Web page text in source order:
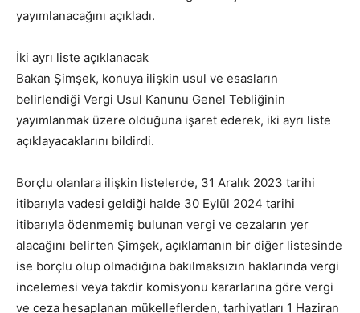
yayımlanacağını açıkladı.
⁠İki ayrı liste açıklanacak
Bakan Şimşek, konuya ilişkin usul ve esasların
belirlendiği Vergi Usul Kanunu Genel Tebliğinin
yayımlanmak üzere olduğuna işaret ederek, iki ayrı liste
açıklayacaklarını bildirdi.
Borçlu olanlara ilişkin listelerde, 31 Aralık 2023 tarihi
itibarıyla vadesi geldiği halde 30 Eylül 2024 tarihi
itibarıyla ödenmemiş bulunan vergi ve cezaların yer
alacağını belirten Şimşek, açıklamanın bir diğer listesinde
ise borçlu olup olmadığına bakılmaksızın haklarında vergi
incelemesi veya takdir komisyonu kararlarına göre vergi
ve ceza hesaplanan mükelleflerden, tarhiyatları 1 Haziran